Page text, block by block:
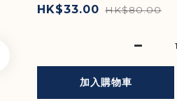
HK$33.00 HK$80.00
加入購物車